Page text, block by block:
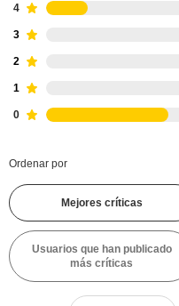
4
3
2
1
0
Ordenar por
Mejores críticas
Usuarios que han publicado
más críticas